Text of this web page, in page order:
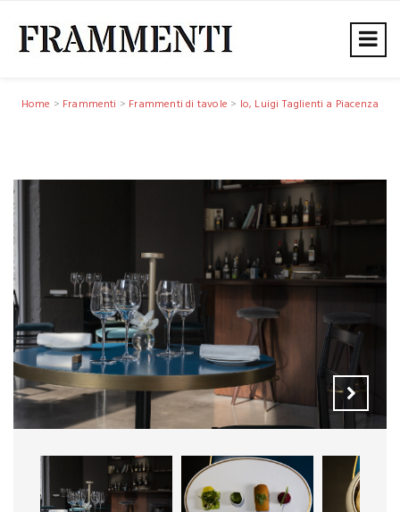
Home > Frammenti > Frammenti di tavole > Io, Luigi Taglienti a Piacenza